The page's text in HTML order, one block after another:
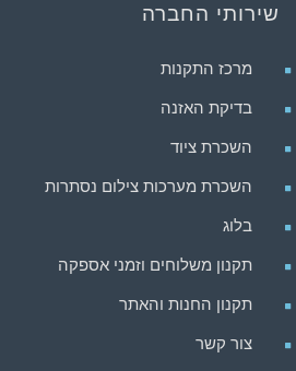
שירותי החברה
מרכז התקנות
בדיקת האזנה
השכרת ציוד
השכרת מערכות צילום נסתרות
בלוג
תקנון משלוחים וזמני אספקה
תקנון החנות והאתר
צור קשר